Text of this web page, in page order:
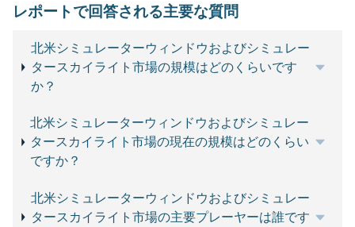
レポートで回答される主要な質問
北米シミュレーターウィンドウおよびシミュレー
タースカイライト市場の規模はどのくらいです
か？
北米シミュレーターウィンドウおよびシミュレー
タースカイライト市場の現在の規模はどのくらい
ですか？
北米シミュレーターウィンドウおよびシミュレー
タースカイライト市場の主要プレーヤーは誰です